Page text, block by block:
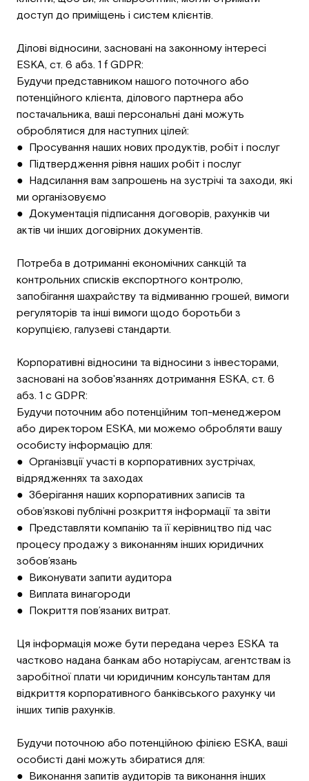
доступ до приміщень і систем клієнтів.
Ділові відносини, засновані на законному інтересі
ESKA, ст. 6 абз. 1 f GDPR:
Будучи представником нашого поточного або
потенційного клієнта, ділового партнера або
постачальника, ваші персональні дані можуть
оброблятися для наступних цілей:
● Просування наших нових продуктів, робіт і послуг
● Підтвердження рівня наших робіт і послуг
● Надсилання вам запрошень на зустрічі та заходи, які
ми організовуємо
● Документація підписання договорів, рахунків чи
актів чи інших договірних документів.
Потреба в дотриманні економічних санкцій та
контрольних списків експортного контролю,
запобігання шахрайству та відмиванню грошей, вимоги
регуляторів та інші вимоги щодо боротьби з
корупцією, галузеві стандарти.
Корпоративні відносини та відносини з інвесторами,
засновані на зобов'язаннях дотримання ESKA, ст. 6
абз. 1 c GDPR:
Будучи поточним або потенційним топ-менеджером
або директором ESKA, ми можемо обробляти вашу
особисту інформацію для:
● Організвції участі в корпоративних зустрічах,
відрядженнях та заходах
● Зберігання наших корпоративних записів та
обов’язкові публічні розкриття інформації та звіти
● Представляти компанію та її керівництво під час
процесу продажу з виконанням інших юридичних
зобов’язань
● Виконувати запити аудитора
● Виплата винагороди
● Покриття пов’язаних витрат.
Ця інформація може бути передана через ESKA та
частково надана банкам або нотаріусам, агентствам із
заробітної плати чи юридичним консультантам для
відкриття корпоративного банківського рахунку чи
інших типів рахунків.
Будучи поточною або потенційною філією ESKA, ваші
особисті дані можуть збиратися для:
● Виконання запитів аудиторів та виконання інших